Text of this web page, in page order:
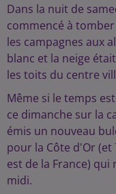
Dans la nuit de
commencé à
les campagnes aux
blanc et la neige
les toits du centre
Même si le temps
ce dimanche sur la
émis un nouveau
pour la Côte d'Or
est de la France)
midi.